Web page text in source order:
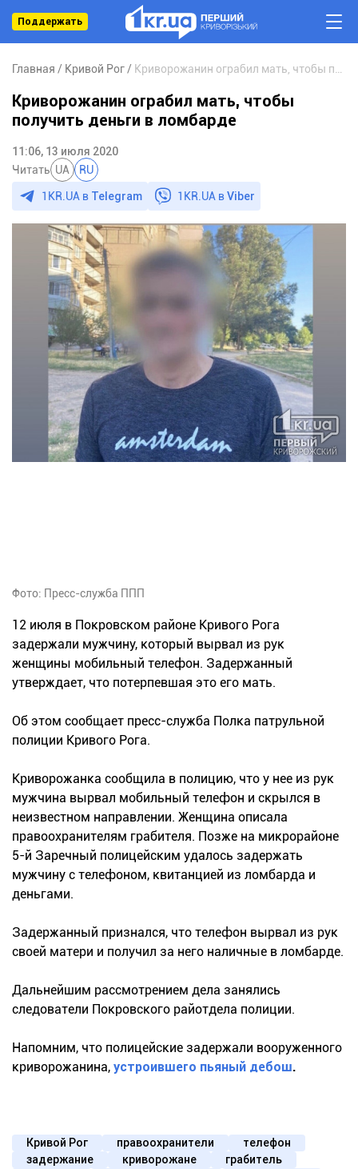
Поддержать
Главная Кривой Рог
Криворожанин ограбил мать, чтобы
получить деньги в ломбарде
11:06, 13 июля 2020
Читать UA RU
1KR.UA в Telegram 1KR.UA вViber
Фото: Пресс-служба ППП
12 июля в Покровском районе Кривого Рога
задержали мужчину, который вырвал из рук
женщины мобильный телефон. Задержанный
утверждает, что потерпевшая это его мать.
Об этом сообщает пресс-служба Полка патрульной
полиции Кривого Рога.
Криворожанка сообщила в полицию, что у нее из рук
мужчина вырвал мобильный телефон и скрылся в
неизвестном направлении. Женщина описала
правоохранителям грабителя. Позже на микрорайоне
5-й Заречный полицейским удалось задержать
мужчину с телефоном, квитанцией из ломбарда и
деньгами.
Задержанный признался, что телефон вырвал из рук
своей матери и получил за него наличные в ломбарде.
Дальнейшим рассмотрением дела занялись
следователи Покровского райотдела полиции.
Напомним, что полицейские задержали вооруженного
криворожанина, устроившего пьяный дебош.
Кривой Рог правоохранители
телефон
задержание
криворожане
грабитель